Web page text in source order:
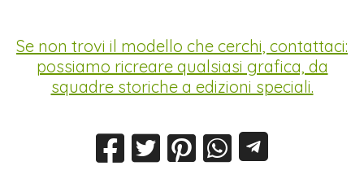
Se non trovi il modello che cerchi, contattaci:
possiamo ricreare qualsiasi grafica, da
squadre storiche a edizioni speciali.